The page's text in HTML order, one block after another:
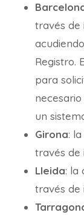
través de
Registro.
para
un
Girona:
través de
Lleida: la
través de